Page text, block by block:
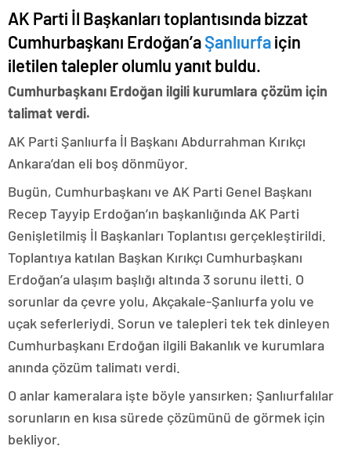
AK Parti İl Başkanları toplantısında bizzat
Cumhurbaşkanı Erdoğan’aŞanlıurfaiçin
iletilen talepler olumlu yanıt buldu.
Cumhurbaşkanı Erdoğan ilgili kurumlara çözüm için
talimat verdi.
AK Parti Şanlıurfa İl Başkanı Abdurrahman Kırıkçı
Ankara’dan eli boş dönmüyor.
Bugün, Cumhurbaşkanı ve AK Parti Genel Başkanı
Recep Tayyip Erdoğan’ın başkanlığında AK Parti
Genişletilmiş İl Başkanları Toplantısı gerçekleştirildi.
Toplantıya katılan Başkan Kırıkçı Cumhurbaşkanı
Erdoğan’a ulaşım başlığı altında 3 sorunu iletti. O
sorunlar da çevre yolu, Akçakale-Şanlıurfa yolu ve
uçak seferleriydi. Sorun ve talepleri tek tek dinleyen
Cumhurbaşkanı Erdoğan ilgili Bakanlık ve kurumlara
anında çözüm talimatı verdi.
O anlar kameralara işte böyle yansırken; Şanlıurfalılar
sorunların en kısa sürede çözümünü de görmek için
bekliyor.